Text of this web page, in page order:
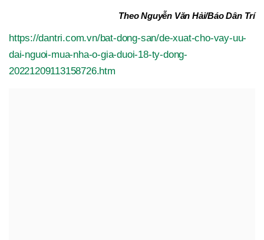
Theo Nguyễn Văn Hải/Báo Dân Trí
https://dantri.com.vn/bat-dong-san/de-xuat-cho-vay-uu-
dai-nguoi-mua-nha-o-gia-duoi-18-ty-dong-
20221209113158726.htm